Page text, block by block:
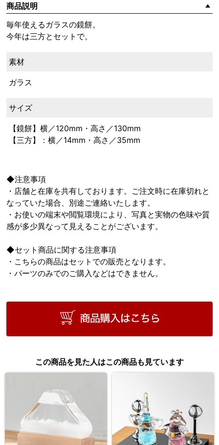
商品説明
毎年使えるガラスの鏡餅。
今年は三方とセットで。
素材
ガラス
サイズ
【鏡餅】横／120mm・高さ／130mm
【三方】：横／14mm・高さ／35mm
◆注意事項
・店舗と在庫を共有しております。ご注文時に在庫切れと
なっていた場合、別途ご連絡いたします。
・お使いの端末や閲覧環境により、写真と実物の色味や質
感が多少異なって見えることがございます。
◆セット商品に関する注意事項
・こちらの商品はセットでの販売となります。
・パーツのみでのご購入などはできません。
この商品を見た人はこの商品も見ています